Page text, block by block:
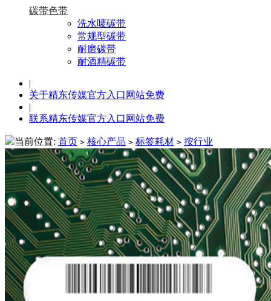
碳带色带
洗水唛碳带
常规型碳带
耐磨碳带
耐酒精碳带
|
关于精东传媒官方入口网站免费
|
联系精东传媒官方入口网站免费
当前位置: 首页 > 核心产品 > 标签耗材 > 按行业